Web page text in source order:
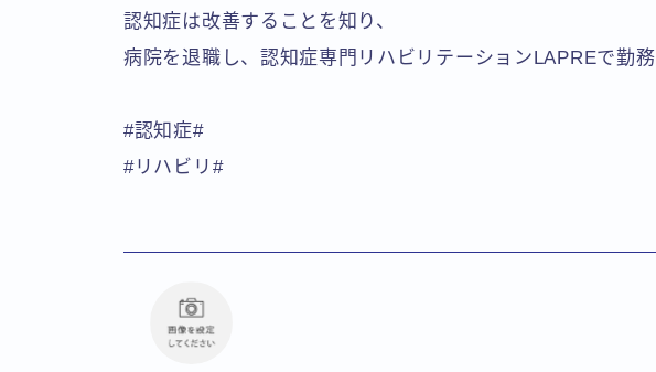
認知症は改善することを知り、
病院を退職し、認知症専門リハビリテーションLAPREで勤務
#認知症#
#リハビリ#